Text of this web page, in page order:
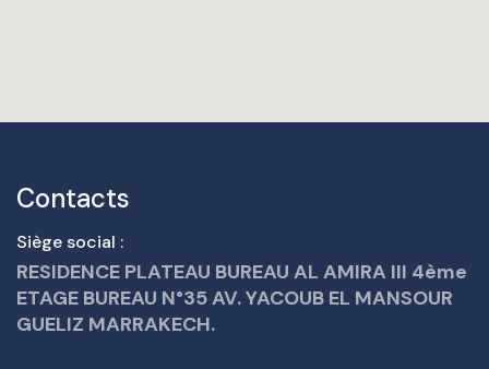
Contacts
Siège social :
RESIDENCE PLATEAU BUREAU AL AMIRA III 4ème
ETAGE BUREAU N°35 AV. YACOUB EL MANSOUR
GUELIZ MARRAKECH.